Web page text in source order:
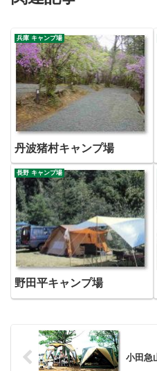
兵庫 キャンプ場
丹波猪村キャンプ場
長野 キャンプ場
野田平キャンプ場
小田急